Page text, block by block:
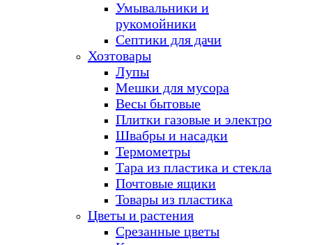
Умывальники и
рукомойники
Септики для дачи
Хозтовары
Лупы
Мешки для мусора
Весы бытовые
Плитки газовые и электро
Швабры и насадки
Термометры
Тара из пластика и стекла
Почтовые ящики
Товары из пластика
Цветы и растения
Срезанные цветы